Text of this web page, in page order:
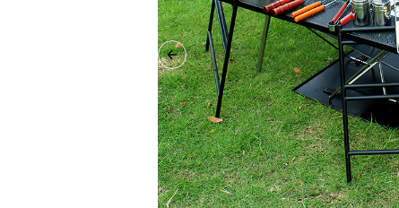
Previous slide